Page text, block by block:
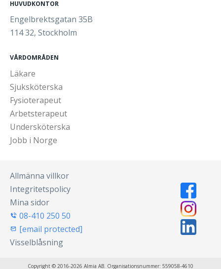
HUVUDKONTOR
Engelbrektsgatan 35B
114 32, Stockholm
VÅRDOMRÅDEN
Läkare
Sjuksköterska
Fysioterapeut
Arbetsterapeut
Undersköterska
Jobb i Norge
Allmänna villkor
Integritetspolicy
Mina sidor
08-410 250 50
[email protected]
Visselblåsning
Copyright © 2016-2026 Almia AB. Organisationsnummer: 559058-4610